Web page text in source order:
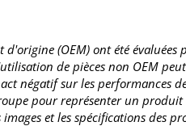
(OEM) ont été
de pièces non OEM
négatif sur les performances
pour représenter un
et les spécifications des